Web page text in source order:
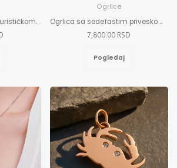
Privezak u boji ruže u purističkom dizajnu
Ogrlice
Ogrlica sa sedefastim priveskom M-XL
7,800.00 RSD
Pogledaj